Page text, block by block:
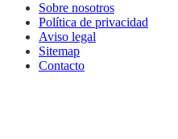
Sobre nosotros
Política de privacidad
Aviso legal
Sitemap
Contacto